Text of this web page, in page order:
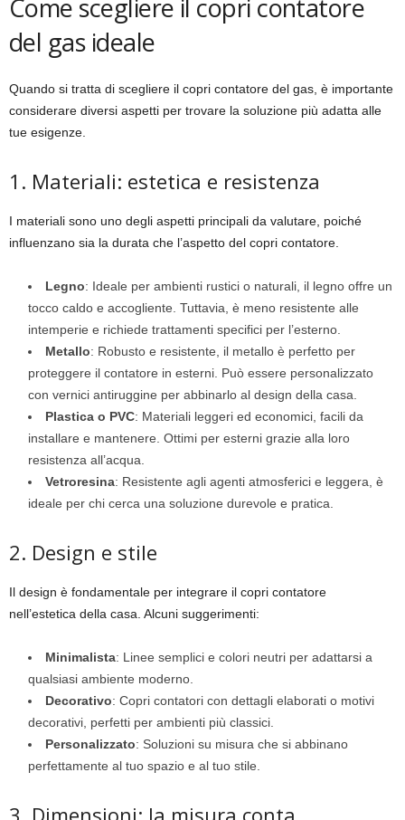
Come scegliere il copri contatore
del gas ideale
Quando si tratta di scegliere il copri contatore del gas, è importante
considerare diversi aspetti per trovare la soluzione più adatta alle
tue esigenze.
1. Materiali: estetica e resistenza
I materiali sono uno degli aspetti principali da valutare, poiché
influenzano sia la durata che l’aspetto del copri contatore.
Legno: Ideale per ambienti rustici o naturali, il legno offre un
tocco caldo e accogliente. Tuttavia, è meno resistente alle
intemperie e richiede trattamenti specifici per l’esterno.
Metallo: Robusto e resistente, il metallo è perfetto per
proteggere il contatore in esterni. Può essere personalizzato
con vernici antiruggine per abbinarlo al design della casa.
Plastica o PVC: Materiali leggeri ed economici, facili da
installare e mantenere. Ottimi per esterni grazie alla loro
resistenza all’acqua.
Vetroresina: Resistente agli agenti atmosferici e leggera, è
ideale per chi cerca una soluzione durevole e pratica.
2. Design e stile
Il design è fondamentale per integrare il copri contatore
nell’estetica della casa. Alcuni suggerimenti:
Minimalista: Linee semplici e colori neutri per adattarsi a
qualsiasi ambiente moderno.
Decorativo: Copri contatori con dettagli elaborati o motivi
decorativi, perfetti per ambienti più classici.
Personalizzato: Soluzioni su misura che si abbinano
perfettamente al tuo spazio e al tuo stile.